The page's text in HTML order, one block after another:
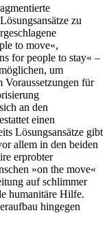
zu
to move«,
for people to stay« –
um
Voraussetzungen für
an den
einen
Lösungsansätze gibt
allem in den beiden
erprobter
»on the move«
auf schlimmer
huma­nitäre Hilfe.
hingegen